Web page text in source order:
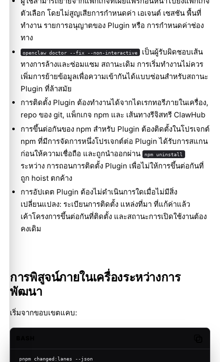
ตัวเลือก โดยไม่สูญเสียการกำหนดค่า เอเจนต์ เซสชัน พื้นที่
ทำงาน รายการอนุญาตของ Plugin หรือ การกำหนดค่าช่อง
ทาง
openclaw doctor --fix --non-interactive
เป็นผู้รับผิดชอบเส้น
ทางการล้างและซ่อมแซม สถานะเดิม การเริ่มทำงานไม่ควร
เพิ่มการย้ายข้อมูลเพื่อความเข้ากันได้แบบซ่อนสำหรับสถานะ
Plugin ที่ล้าสมัย
การติดตั้ง Plugin ต้องทำงานได้จากไดเรกทอรีภายในเครื่อง,
repo ของ git, แพ็กเกจ npm และ เส้นทางรีจิสทรี ClawHub
การขึ้นต่อกันของ npm สำหรับ Plugin ต้องติดตั้งในโปรเจกต์
npm ที่มีการจัดการหนึ่งโปรเจกต์ต่อ Plugin ได้รับการสแกน
ก่อนให้ความเชื่อถือ และถูกนำออกผ่าน
npm uninstall
ระหว่าง การถอนการติดตั้ง Plugin เพื่อไม่ให้การขึ้นต่อกันที่
ถูก hoist ตกค้าง
การอัปเดต Plugin ต้องไม่ดำเนินการใดเมื่อไม่มีสิ่ง
เปลี่ยนแปลง: ระเบียนการติดตั้ง แหล่งที่มา ที่แก้ค่าแล้ว
เค้าโครงการขึ้นต่อกันที่ติดตั้ง และสถานะการเปิดใช้งานต้อง
คงเดิม
การพิสูจน์ภายในเครื่องระหว่างการ
พัฒนา
เริ่มจากขอบเขตแคบ:
pnpm changed:lanes --json